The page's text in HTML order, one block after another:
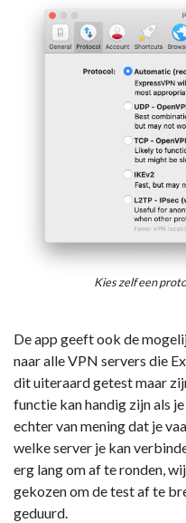
Kies zelf een
De app geeft ook de
naar alle VPN servers die
dit uiteraard getest maar
functie kan handig zijn als
echter van mening dat je
welke server je kan
erg lang om af te ronden,
gekozen om de test af te
geduurd.